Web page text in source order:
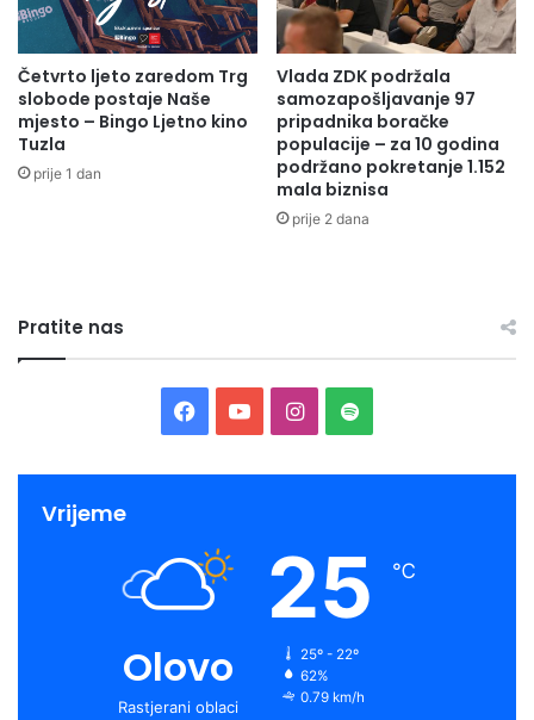
Četvrto ljeto zaredom Trg
slobode postaje Naše
mjesto – Bingo Ljetno kino
Tuzla
prije 1 dan
Vlada ZDK podržala
samozapošljavanje 97
pripadnika boračke
populacije – za 10 godina
podržano pokretanje 1.152
mala biznisa
prije 2 dana
Pratite nas
Facebook
YouTubeInstagram
Spotify
Vrijeme
Olovo
Rastjerani oblaci
25 ℃
25º - 22º
62%
0.79 km/h